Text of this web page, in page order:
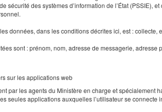
sécurité des systèmes d’information de l’État (PSSIE),
données, dans les conditions décrites ici, est : collecte,
sont : prénom, nom, adresse de messagerie, adresse
sur les applications web
par les agents du Ministère en charge et spécialement
seules applications auxquelles l’utilisateur se connecte